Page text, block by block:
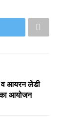
व आयरन लेडी
का आयोजन